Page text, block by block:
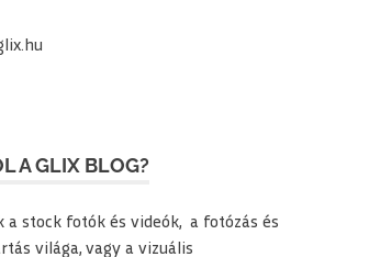
A GLIX BLOG?
a stock fotók és videók, a fotózás és
világa, vagy a vizuális